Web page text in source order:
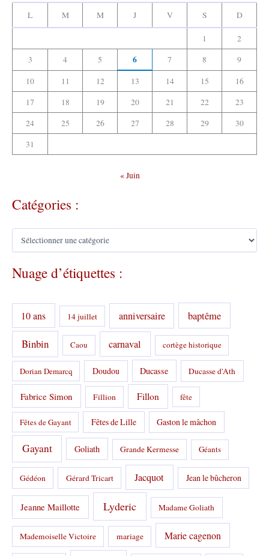
L M M J V S D
1
2
3
4 5 6 7 8
9
10
11 12 13 14 15
16
17
18 19 20 21 22
23
24
25 26 27 28 29
30
31
« Juin
Catégories :
C
é
g
r
e
Nuage d’étiquettes :
10 ans 14 juillet anniversaire baptême
Binbin Caou carnaval cortège historique
Dorian Demarcq Doudou Ducasse Ducasse d'Ath
Fabrice Simon Fillion Fillon fête
Fêtes de Gayant Fêtes de Lille Gaston le mâchon
Gayant Goliath Grande Kermesse Géants
Gédéon Gérard Tricart Jacquot Jean le bûcheron
Jeanne Maillotte Lyderic Madame Goliath
Mademoiselle Victoire mariage Marie cagenon